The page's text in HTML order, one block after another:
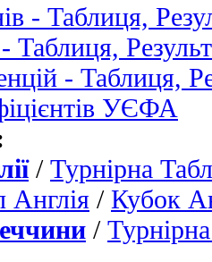
- Таблиця,
Таблиця,
- Таблиця,
УЄФА
/ Турнірна
/ Кубок
/